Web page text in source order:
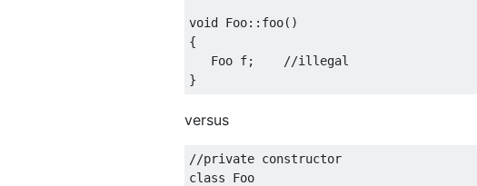
void Foo:: foo()
{
Foo f;
//illegal
}
versus
//private constructor
class
Foo